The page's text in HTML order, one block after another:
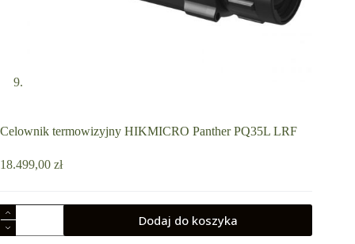
Celownik termowizyjny HIKMICRO Panther PQ35L LRF
18.499,00 zł
ilość
Celownik
termowizyjny
Dodaj do koszyka